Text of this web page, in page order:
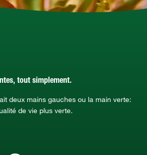
tout simplement.
deux mains gauches ou la main verte:
de vie plus verte.